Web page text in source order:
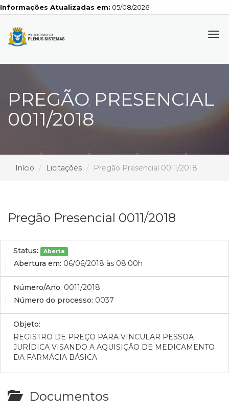
Atualizadas em: 05/08/2026
PREGÃO PRESENCIAL
0011/2018
Início Licitações Pregão Presencial 0011/2018
Pregão Presencial 0011/2018
Status: Aberta
Abertura em: 06/06/2018 às 08:00h
Número/Ano: 0011/2018
Número do processo: 0037
Objeto:
REGISTRO DE PREÇO PARA VINCULAR PESSOA
JURÍDICA VISANDO A AQUISIÇÃO DE MEDICAMENTO
DA FARMÁCIA BÁSICA
Documentos